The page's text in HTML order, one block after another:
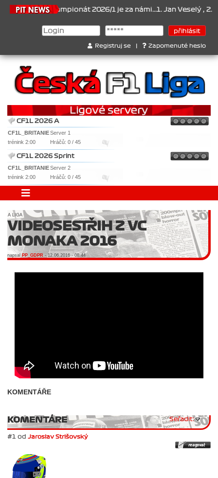
Šampionát 2026/1 je za námi...1. Jan Veselý , 2. Jan
Registruj se Zapomenuté heslo
CF1L 2026 A
CF1L_BRITANIEServer 1
trénink 2:00
Hráčů: 0 / 45
CF1L 2026 Sprint
CF1L_BRITANIEServer 2
trénink 2:00
Hráčů: 0 / 45
A LIGA
VIDEOSESTŘIH Z VC
MONAKA 2016
napsal PP_GDPR - 12.06.2016 - 08:44
KOMENTÁŘE
KOMENTÁRE Seřadit:
#1 od Jaroslav Strišovský